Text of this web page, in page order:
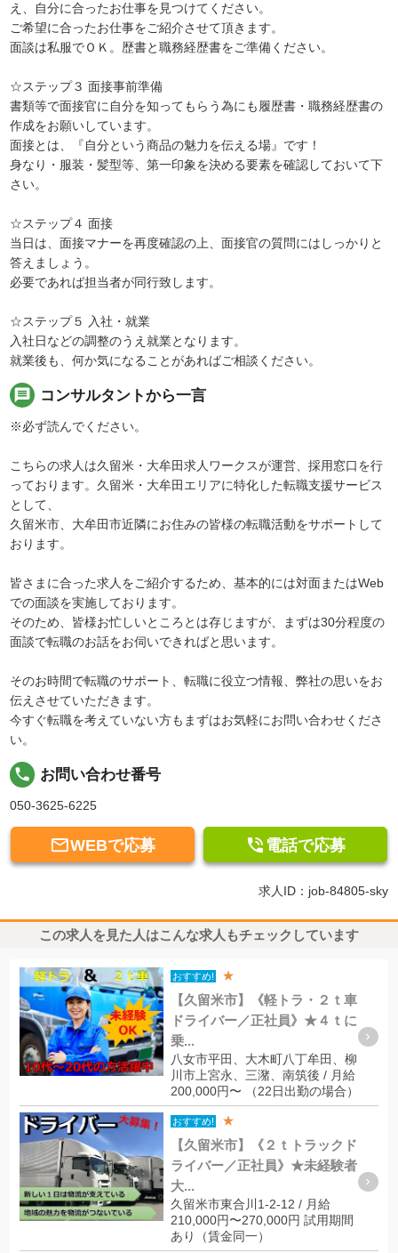
え、自分に合ったお仕事を見つけてください。
ご希望に合ったお仕事をご紹介させて頂きます。
面談は私服でＯＫ。歴書と職務経歴書をご準備ください。
☆ステップ３ 面接事前準備
書類等で面接官に自分を知ってもらう為にも履歴書・職務経歴書の
作成をお願いしています。
面接とは、『自分という商品の魅力を伝える場』です！
身なり・服装・髪型等、第一印象を決める要素を確認しておいて下
さい。
☆ステップ４ 面接
当日は、面接マナーを再度確認の上、面接官の質問にはしっかりと
答えましょう。
必要であれば担当者が同行致します。
☆ステップ５ 入社・就業
入社日などの調整のうえ就業となります。
就業後も、何か気になることがあればご相談ください。
message コンサルタントから一言
※必ず読んでください。
こちらの求人は久留米・大牟田求人ワークスが運営、採用窓口を行
っております。久留米・大牟田エリアに特化した転職支援サービス
として、
久留米市、大牟田市近隣にお住みの皆様の転職活動をサポートして
おります。
皆さまに合った求人をご紹介するため、基本的には対面またはWeb
での面談を実施しております。
そのため、皆様お忙しいところとは存じますが、まずは30分程度の
面談で転職のお話をお伺いできればと思います。
そのお時間で転職のサポート、転職に役立つ情報、弊社の思いをお
伝えさせていただきます。
今すぐ転職を考えていない方もまずはお気軽にお問い合わせくださ
い。
local_phone お問い合わせ番号
050-3625-6225
WEBで応募  電話で応募
求人ID：job-84805-sky
この求人を見た人はこんな求人もチェックしています
おすすめ! ★
【久留米市】《軽トラ・２ｔ車
ドライバー／正社員》★４ｔに
乗...
八女市平田、大木町八丁牟田、柳
川市上宮永、三潴、南筑後 / 月給
200,000円〜 （22日出勤の場合）
おすすめ! ★
【久留米市】《２ｔトラックド
ライバー／正社員》★未経験者
大...
久留米市東合川1-2-12 / 月給
210,000円〜270,000円 試用期間
あり（賃金同一）